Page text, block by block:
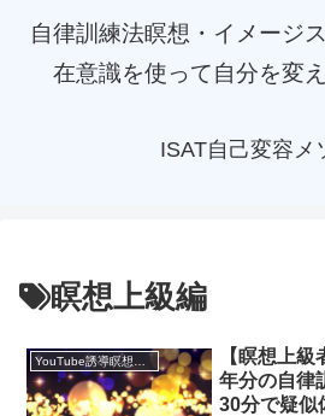
自律訓練法瞑想・イメージ
在意識を使って自分を変
ISAT自己変容メ
瞑想上級編
【瞑想上
年分の自律
30分で疑似